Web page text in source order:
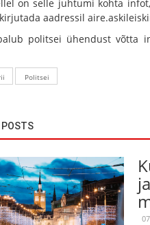
on selle juhtumi kohta
aadressil
politsei ühendust võtta
Politsei
POSTS